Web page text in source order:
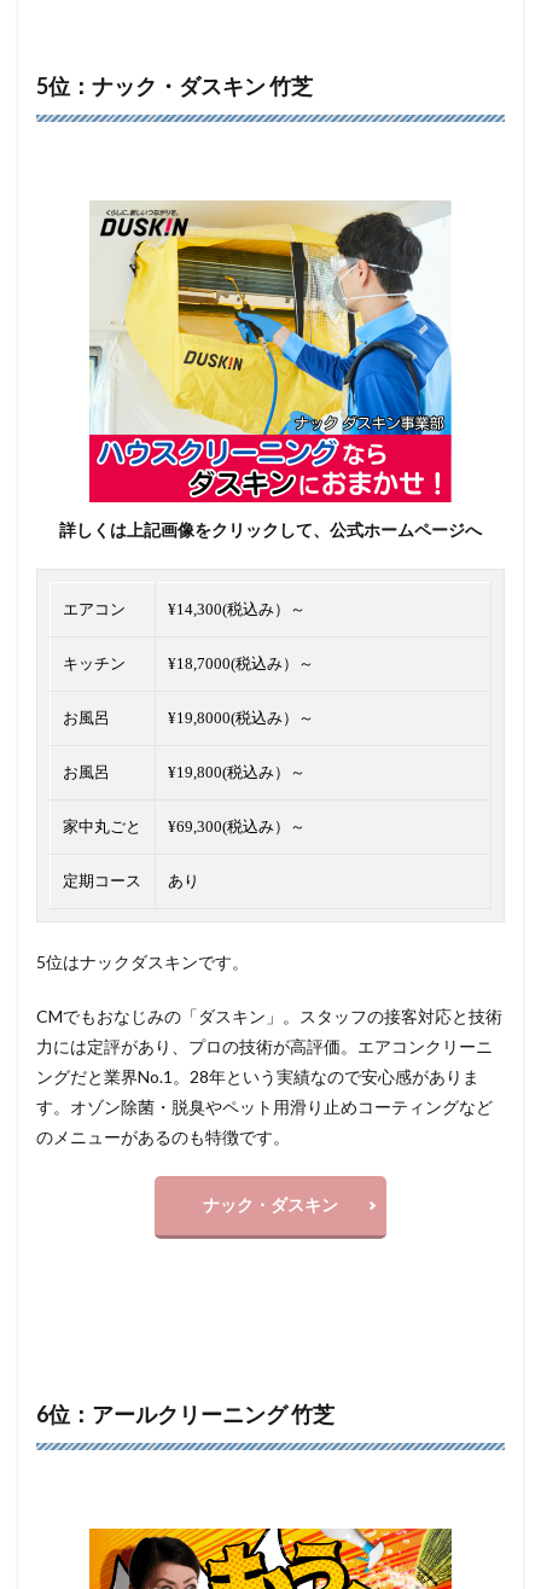
5位：ナック・ダスキン 竹芝
詳しくは上記画像をクリックして、公式ホームページへ
エアコン ¥14,300(税込み）～
キッチン ¥18,7000(税込み）～
お風呂 ¥19,8000(税込み）～
お風呂 ¥19,800(税込み）～
家中丸ごと ¥69,300(税込み）～
定期コース あり
5位はナックダスキンです。
CMでもおなじみの「ダスキン」。スタッフの接客対応と技術
力には定評があり、プロの技術が高評価。エアコンクリーニ
ングだと業界No.1 。28年という実績なので安心感がありま
す。オゾン除菌・脱臭やペット用滑り止めコーティングなど
のメニューがあるのも特徴です。
ナック・ダスキン
6位：アールクリーニング 竹芝